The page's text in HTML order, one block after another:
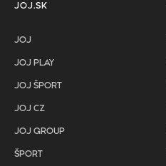
JOJ.SK
JOJ
JOJ PLAY
JOJ ŠPORT
JOJ CZ
JOJ GROUP
ŠPORT